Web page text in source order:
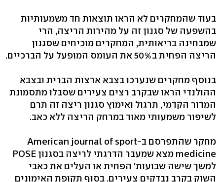
בעוד שהמחקרים לא הראו תוצאות חד משמעותיות
בהשפעה של סגנון זה על מהירות הריצה, הרי
שמבחינה בריאותית, המחקרים מוכיחים שסגנון
הריצה הפחית ב50% את העומס המופעל על הברכיים.
בנוסף מחקרים שנערכו בצבא ארצות הברית ובצבא
ההולנדי הראו שבקרב רצים צעירים שסבלו מתסמונת
המדור הקדמי, תרגול ואימוץ סגנון ריצה זה תרם
לשיפור משמעותי מאוד במרחק הריצה ללא כאב.
מחקר שהתפרסם ב-American journal of sport
medicine מצא שמעבר הדרגתי לריצה בסגנון POSE
למשך שישה שבועות' הפחית או העלים את כאבי
השוק בקרב נבדקים צעירים. בסוף תקופת האימונים